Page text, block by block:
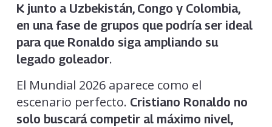
K junto a Uzbekistán, Congo y Colombia,
en una fase de grupos que podría ser ideal
para que Ronaldo siga ampliando su
legado goleador.
El Mundial 2026 aparece como el
escenario perfecto. Cristiano Ronaldo no
solo buscará competir al máximo nivel,